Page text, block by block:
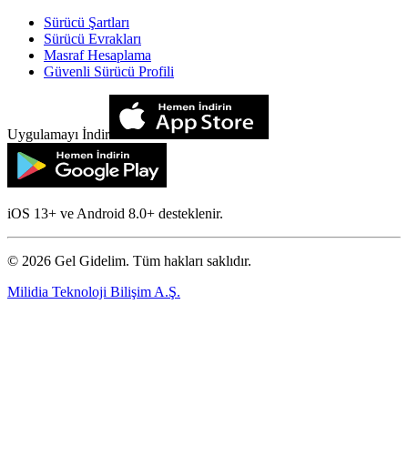
Sürücü Şartları
Sürücü Evrakları
Masraf Hesaplama
Güvenli Sürücü Profili
Uygulamayı İndir
iOS 13+ ve Android 8.0+ desteklenir.
© 2026 Gel Gidelim. Tüm hakları saklıdır.
Milidia Teknoloji Bilişim A.Ş.